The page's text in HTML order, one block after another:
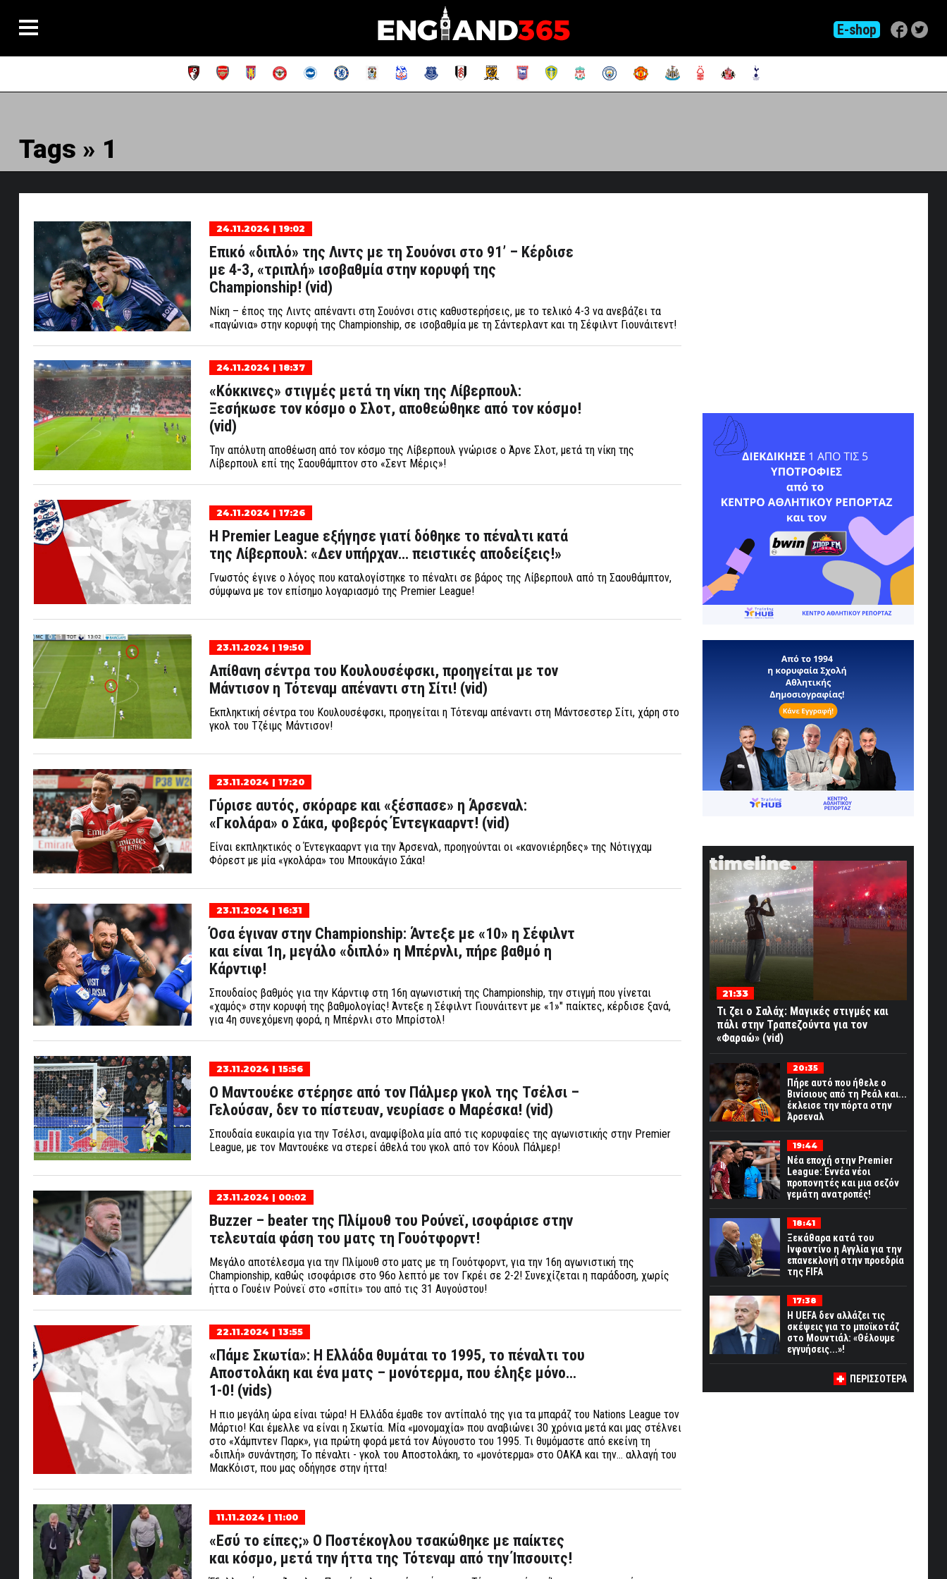
E-shop
Tags » 1
24.11.2024 | 19:02
Επικό «διπλό» της Λιντς με τη Σουόνσι στο 91’ – Κέρδισε
με 4-3, «τριπλή» ισοβαθμία στην κορυφή της
Championship! (vid)
Νίκη – έπος της Λιντς απέναντι στη Σουόνσι στις καθυστερήσεις, με το τελικό 4-3 να ανεβάζει τα
«παγώνια» στην κορυφή της Championship, σε ισοβαθμία με τη Σάντερλαντ και τη Σέφιλντ Γιουνάιτεντ!
24.11.2024 | 18:37
«Κόκκινες» στιγμές μετά τη νίκη της Λίβερπουλ:
Ξεσήκωσε τον κόσμο ο Σλοτ, αποθεώθηκε από τον κόσμο!
(vid)
Την απόλυτη αποθέωση από τον κόσμο της Λίβερπουλ γνώρισε ο Άρνε Σλοτ, μετά τη νίκη της
Λίβερπουλ επί της Σαουθάμπτον στο «Σεντ Μέρις»!
24.11.2024 | 17:26
Η Premier League εξήγησε γιατί δόθηκε το πέναλτι κατά
της Λίβερπουλ: «Δεν υπήρχαν… πειστικές αποδείξεις!»
Γνωστός έγινε ο λόγος που καταλογίστηκε το πέναλτι σε βάρος της Λίβερπουλ από τη Σαουθάμπτον,
σύμφωνα με τον επίσημο λογαριασμό της Premier League!
23.11.2024 | 19:50
Απίθανη σέντρα του Κουλουσέφσκι, προηγείται με τον
Μάντισον η Τότεναμ απέναντι στη Σίτι! (vid)
Εκπληκτική σέντρα του Κουλουσέφσκι, προηγείται η Τότεναμ απέναντι στη Μάντσεστερ Σίτι, χάρη στο
γκολ του Τζέιμς Μάντισον!
23.11.2024 | 17:20
Γύρισε αυτός, σκόραρε και «ξέσπασε» η Άρσεναλ:
«Γκολάρα» ο Σάκα, φοβερός Έντεγκααρντ! (vid)
Είναι εκπληκτικός ο Έντεγκααρντ για την Άρσεναλ, προηγούνται οι «κανονιέρηδες» της Νότιγχαμ
Φόρεστ με μία «γκολάρα» του Μπουκάγιο Σάκα!
23.11.2024 | 16:31
Όσα έγιναν στην Championship: Άντεξε με «10» η Σέφιλντ
και είναι 1η, μεγάλο «διπλό» η Μπέρνλι, πήρε βαθμό η
Κάρντιφ!
Σπουδαίος βαθμός για την Κάρντιφ στη 16η αγωνιστική της Championship, την στιγμή που γίνεται
«χαμός» στην κορυφή της βαθμολογίας! Άντεξε η Σέφιλντ Γιουνάιτεντ με «1»" παίκτες, κέρδισε ξανά,
για 4η συνεχόμενη φορά, η Μπέρνλι στο Μπρίστολ!
23.11.2024 | 15:56
Ο Μαντουέκε στέρησε από τον Πάλμερ γκολ της Τσέλσι –
Γελούσαν, δεν το πίστευαν, νευρίασε ο Μαρέσκα! (vid)
Σπουδαία ευκαιρία για την Τσέλσι, αναμφίβολα μία από τις κορυφαίες της αγωνιστικής στην Premier
League, με τον Μαντουέκε να στερεί άθελά του γκολ από τον Κόουλ Πάλμερ!
23.11.2024 | 00:02
Buzzer – beater της Πλίμουθ του Ρούνεϊ, ισοφάρισε στην
τελευταία φάση του ματς τη Γουότφορντ!
Μεγάλο αποτέλεσμα για την Πλίμουθ στο ματς με τη Γουότφορντ, για την 16η αγωνιστική της
Championship, καθώς ισοφάρισε στο 96ο λεπτό με τον Γκρέι σε 2-2! Συνεχίζεται η παράδοση, χωρίς
ήττα ο Γουέιν Ρούνεϊ στο «σπίτι» του από τις 31 Αυγούστου!
22.11.2024 | 13:55
«Πάμε Σκωτία»: Η Ελλάδα θυμάται το 1995, το πέναλτι του
Αποστολάκη και ένα ματς – μονότερμα, που έληξε μόνο…
1-0! (vids)
Η πιο μεγάλη ώρα είναι τώρα! Η Ελλάδα έμαθε τον αντίπαλό της για τα μπαράζ του Nations League τον
Μάρτιο! Και έμελλε να είναι η Σκωτία. Μία «μονομαχία» που αναβιώνει 30 χρόνια μετά και μας στέλνει
στο «Χάμπντεν Παρκ», για πρώτη φορά μετά τον Αύγουστο του 1995. Τι θυμόμαστε από εκείνη τη
«διπλή» συνάντηση; Το πέναλτι - γκολ του Αποστολάκη, το «μονότερμα» στο ΟΑΚΑ και την… αλλαγή του
ΜακΚόιστ, που μας οδήγησε στην ήττα!
11.11.2024 | 11:00
«Εσύ το είπες;» Ο Ποστέκογλου τσακώθηκε με παίκτες
και κόσμο, μετά την ήττα της Τότεναμ από την Ίπσουιτς!
timeline
21:33
Τι ζει ο Σαλάχ: Μαγικές στιγμές και
πάλι στην Τραπεζούντα για τον
«Φαραώ» (vid)
20:35
Πήρε αυτό που ήθελε ο
Βινίσιους από τη Ρεάλ και...
έκλεισε την πόρτα στην
Άρσεναλ
19:44
Νέα εποχή στην Premier
League: Εννέα νέοι
προπονητές και μια σεζόν
γεμάτη ανατροπές!
18:41
Ξεκάθαρα κατά του
Ινφαντίνο η Αγγλία για την
επανεκλογή στην προεδρία
της FIFA
17:38
Η UEFA δεν αλλάζει τις
σκέψεις για το μποϊκοτάζ
στο Μουντιάλ: «Θέλουμε
εγγυήσεις...»!
ΠΕΡΙΣΣΟΤΕΡΑ